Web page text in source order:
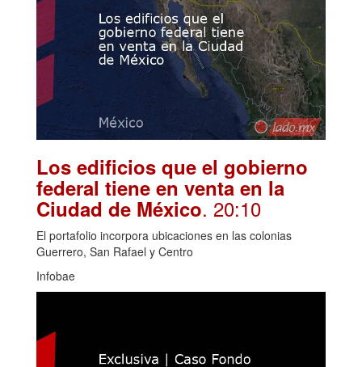
Los edificios que el gobierno
federal tiene en venta en la
Ciudad de México. 20:10
El portafolio incorpora ubicaciones en las colonias
Guerrero, San Rafael y Centro
Infobae